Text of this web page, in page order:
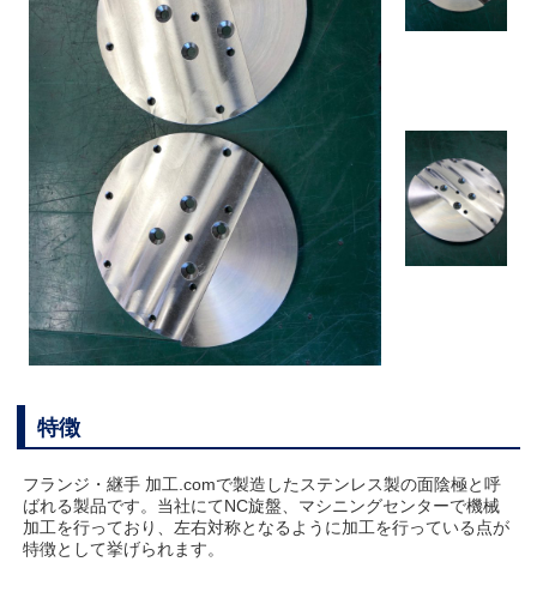
特徴
フランジ・継手 加工.comで製造したステンレス製の面陰極と呼
ばれる製品です。当社にてNC旋盤、マシニングセンターで機械
加工を行っており、左右対称となるように加工を行っている点が
特徴として挙げられます。